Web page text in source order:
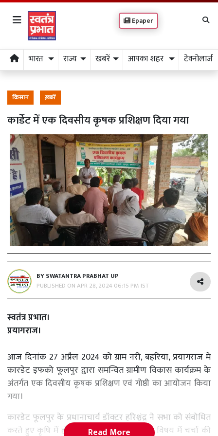
Epaper
भारत राज्य खबरें आपका शहर टेक्नोलाजी
किसान ख़बरें
कार्डेट में एक दिवसीय कृषक प्रशिक्षण दिया गया
BYSWATANTRA PRABHAT UP
PUBLISHED ONAPR 28, 2024 06:15 PM IST
स्वतंत्र प्रभात।
प्रयागराज।
आज दिनांक 27 अप्रैल 2024 को ग्राम नरी, बहरिया, प्रयागराज मे
कारडेट इफको फूलपुर द्वारा समन्वित ग्रामीण विकास कार्यक्रम के
अंतर्गत एक दिवसीय कृषक प्रशिक्षण एवं गोष्ठी का आयोजन किया
गया।
कारडेट फूलपुर के प्रधानाचार्य डॉक्टर हरिश्चंद्र ने सभा को संबोधित
करते हुए कृषि में हो रहे क्रांतिकारी परिवर्तनों के विषय में चर्चा की
Read More